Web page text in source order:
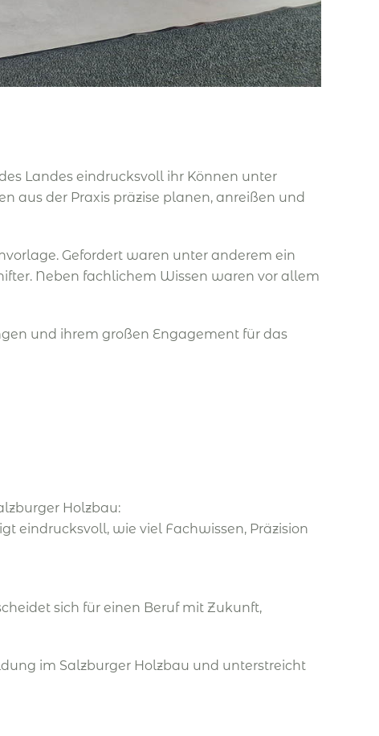
Landes eindrucksvoll ihr Können unter
aus der Praxis präzise planen, anreißen und
Gefordert waren unter anderem ein
Neben fachlichem Wissen waren vor allem
und ihrem großen Engagement für das
Holzbau:
eindrucksvoll, wie viel Fachwissen, Präzision
sich für einen Beruf mit Zukunft,
im Salzburger Holzbau und unterstreicht